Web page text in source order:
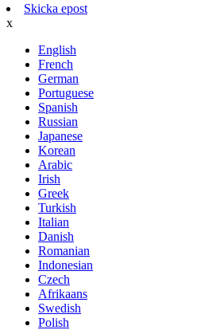
Skicka epost
x
English
French
German
Portuguese
Spanish
Russian
Japanese
Korean
Arabic
Irish
Greek
Turkish
Italian
Danish
Romanian
Indonesian
Czech
Afrikaans
Swedish
Polish